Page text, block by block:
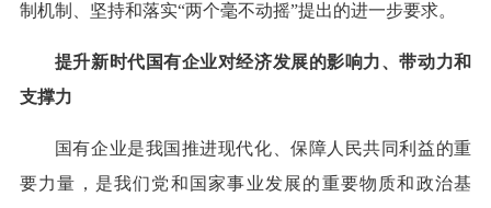
制机制、坚持和落实“两个毫不动摇”提出的进一步要求。
提升新时代国有企业对经济发展的影响力、带动力和
支撑力
国有企业是我国推进现代化、保障人民共同利益的重
要力量，是我们党和国家事业发展的重要物质和政治基